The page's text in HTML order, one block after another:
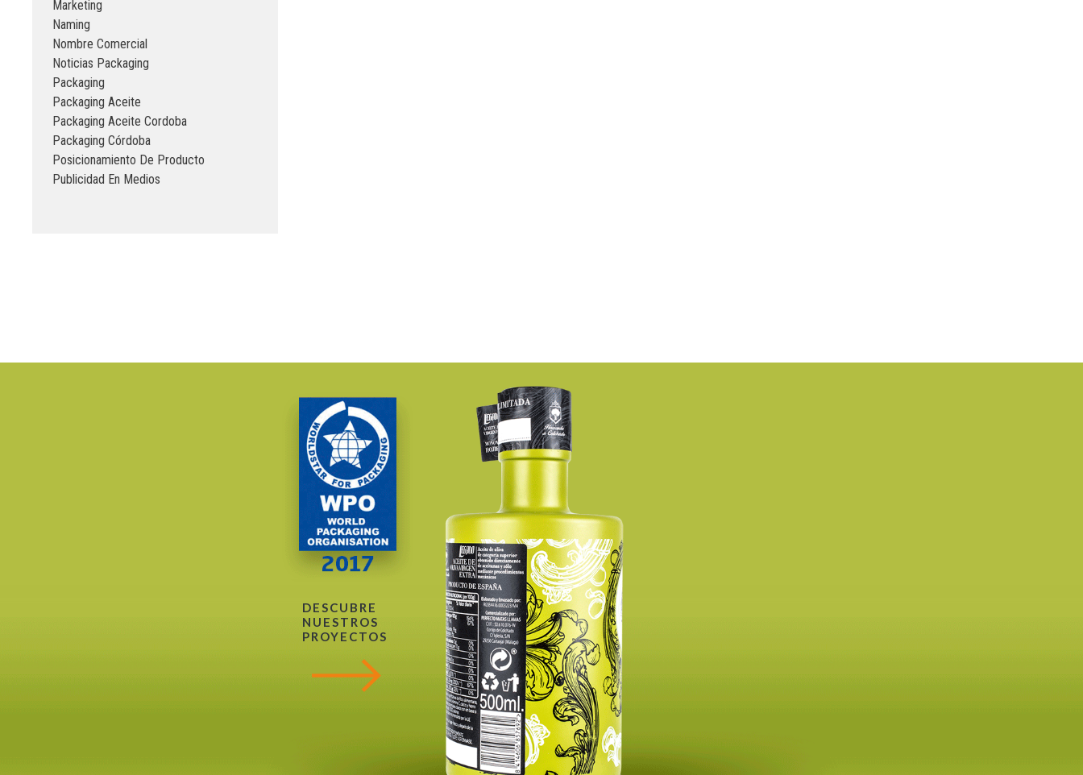
Marketing
Naming
Nombre Comercial
Noticias Packaging
Packaging
Packaging Aceite
Packaging Aceite Cordoba
Packaging Córdoba
Posicionamiento De Producto
Publicidad En Medios
DESCUBRE
NUESTROS
PROYECTOS